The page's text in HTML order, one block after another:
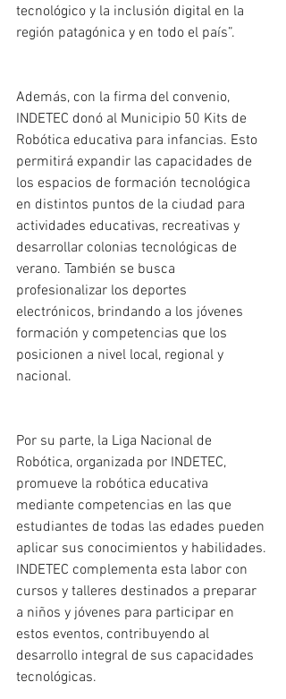
tecnológico y la inclusión digital en la
región patagónica y en todo el país”.
Además, con la firma del convenio,
INDETEC donó al Municipio 50 Kits de
Robótica educativa para infancias. Esto
permitirá expandir las capacidades de
los espacios de formación tecnológica
en distintos puntos de la ciudad para
actividades educativas, recreativas y
desarrollar colonias tecnológicas de
verano. También se busca
profesionalizar los deportes
electrónicos, brindando a los jóvenes
formación y competencias que los
posicionen a nivel local, regional y
nacional.
Por su parte, la Liga Nacional de
Robótica, organizada por INDETEC,
promueve la robótica educativa
mediante competencias en las que
estudiantes de todas las edades pueden
aplicar sus conocimientos y habilidades.
INDETEC complementa esta labor con
cursos y talleres destinados a preparar
a niños y jóvenes para participar en
estos eventos, contribuyendo al
desarrollo integral de sus capacidades
tecnológicas.